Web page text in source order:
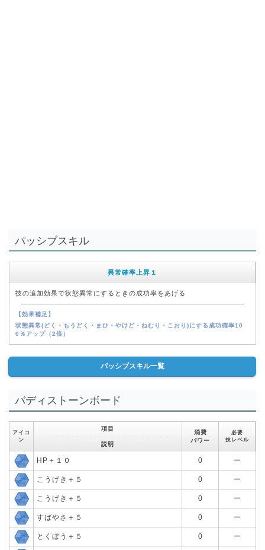
パッシブスキル
異常確率上昇１
技の追加効果で状態異常にするときの成功率をあげる
【効果補足】
状態異常(どく・もうどく・まひ・やけど・ねむり・こおり)にする成功確率10
0％アップ（2倍）
パッシブスキル一覧
バディストーンボード
アイコ
ン
項目
説明
消費
パワー
必要
技レベル
HP＋１０ 0 ー
こうげき＋５ 0 ー
こうげき＋５ 0 ー
すばやさ＋５ 0 ー
とくぼう＋５ 0 ー